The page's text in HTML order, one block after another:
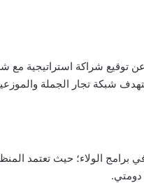
شراكة استراتيجية مع
شبكة تجار الجملة
في برامج الولاء؛ حيث تعتمد